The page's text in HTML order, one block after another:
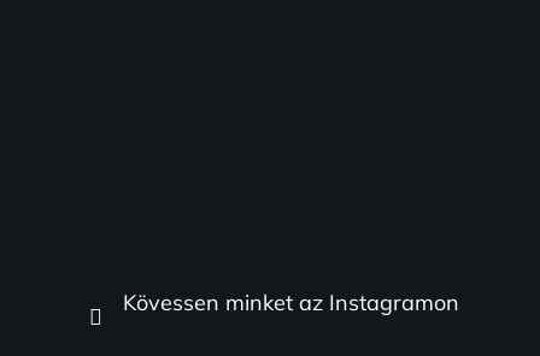
Kövessen minket az Instagramon